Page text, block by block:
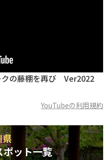
クの藤棚を再び Ver2022
YouTubeの利用規約
県
ット一覧